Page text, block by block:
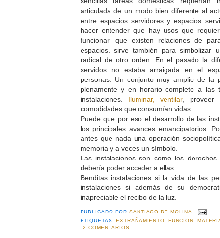
articulada de un modo bien diferente al
entre espacios servidores y espacios
hacer entender que hay usos que
funcionar, que existen relaciones de
espacios, sirve también para simbolizar
radical de otro orden: En el pasado la
servidos no estaba arraigada en el
personas. Un conjunto muy amplio de la
plenamente y en horario completo a las
instalaciones. Iluminar, ventilar, proveer
comodidades que consumían vidas.
Puede que por eso el desarrollo de las
los principales avances emancipatorios.
antes que nada una operación
memoria y a veces un símbolo.
Las instalaciones son como los
debería poder acceder a ellas.
Benditas instalaciones si la vida de las
instalaciones si además de su
inapreciable el recibo de la luz.
PUBLICADO PORSANTIAGO DE MOLINA
ETIQUETAS:EXTRAÑAMIENTO FUNCION
2 COMENTARIOS: